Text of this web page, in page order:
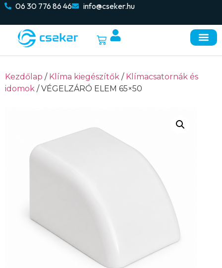
06 30 776 86 46 info@cseker.hu
Kezdőlap / Klíma kiegészítők / Klímacsatornák és
idomok / VÉGELZÁRÓ ELEM 65×50